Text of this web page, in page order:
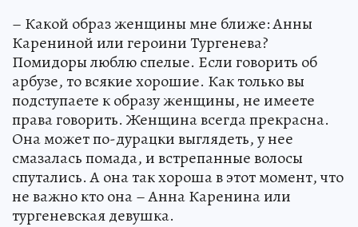
– Какой образ женщины мне ближе: Анны
Карениной или героини Тургенева?
Помидоры люблю спелые. Если говорить об
арбузе, то всякие хорошие. Как только вы
подступаете к образу женщины, не имеете
права говорить. Женщина всегда прекрасна.
Она может по-дурацки выглядеть, у нее
смазалась помада, и встрепанные волосы
спутались. А она так хороша в этот момент, что
не важно кто она – Анна Каренина или
тургеневская девушка.